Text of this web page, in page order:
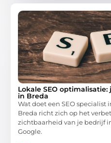
Lokale SEO
in Breda
Wat doet een SEO specialist
Breda richt zich op het
zichtbaarheid van je bedrijf
Google.